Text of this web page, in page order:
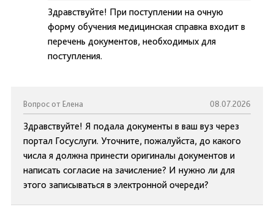
Здравствуйте! При поступлении на очную
форму обучения медицинская справка входит в
перечень документов, необходимых для
поступления.
Вопрос от Елена 08.07.2026
Здравствуйте! Я подала документы в ваш вуз через
портал Госуслуги. Уточните, пожалуйста, до какого
числа я должна принести оригиналы документов и
написать согласие на зачисление? И нужно ли для
этого записываться в электронной очереди?